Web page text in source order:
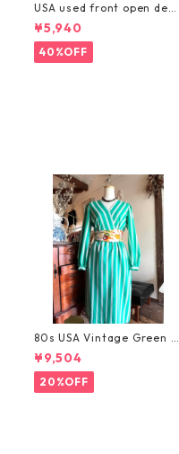
USA used front open deni
m embroidery dress/刺繍
入りデニムの羽織りワンピ
ース
¥5,940
40%OFF
80s USA Vintage Green
ripe Dress/鮮やかなグリー
ンのストライプ・ヴィンテ
ージワンピース
¥9,504
20%OFF